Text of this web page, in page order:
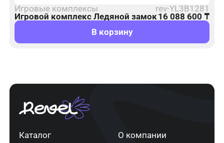
Игровые комплексы
rev-YL3B1281
Игровой комплекс Ледяной замок 16 088 600 ₸
В корзину
Каталог О компании